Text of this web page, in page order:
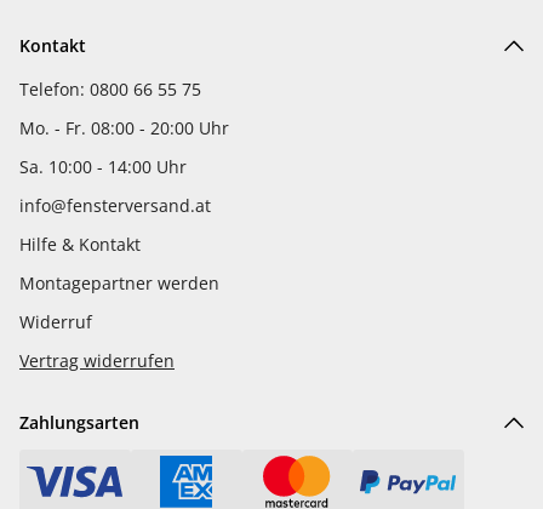
Kontakt
Telefon: 0800 66 55 75
Mo. - Fr. 08:00 - 20:00 Uhr
Sa. 10:00 - 14:00 Uhr
info@fensterversand.at
Hilfe & Kontakt
Montagepartner werden
Widerruf
Vertrag widerrufen
Zahlungsarten